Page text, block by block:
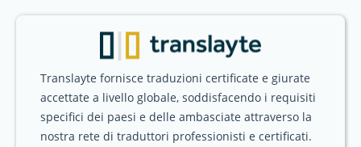
Translayte fornisce traduzioni certificate e giurate
accettate a livello globale, soddisfacendo i requisiti
specifici dei paesi e delle ambasciate attraverso la
nostra rete di traduttori professionisti e certificati.